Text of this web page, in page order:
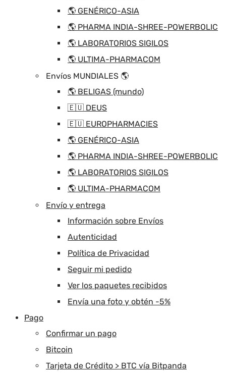
🌎 GENÉRICO-ASIA
🌎 PHARMA INDIA-SHREE-POWERBOLIC
🌎 LABORATORIOS SIGILOS
🌎 ULTIMA-PHARMACOM
Envíos MUNDIALES 🌎
🌎 BELIGAS (mundo)
🇪🇺 DEUS
🇪🇺 EUROPHARMACIES
🌎 GENÉRICO-ASIA
🌎 PHARMA INDIA-SHREE-POWERBOLIC
🌎 LABORATORIOS SIGILOS
🌎 ULTIMA-PHARMACOM
Envío y entrega
Información sobre Envíos
Autenticidad
Política de Privacidad
Seguir mi pedido
Ver los paquetes recibidos
Envía una foto y obtén -5%
Pago
Confirmar un pago
Bitcoin
Tarjeta de Crédito > BTC vía Bitpanda